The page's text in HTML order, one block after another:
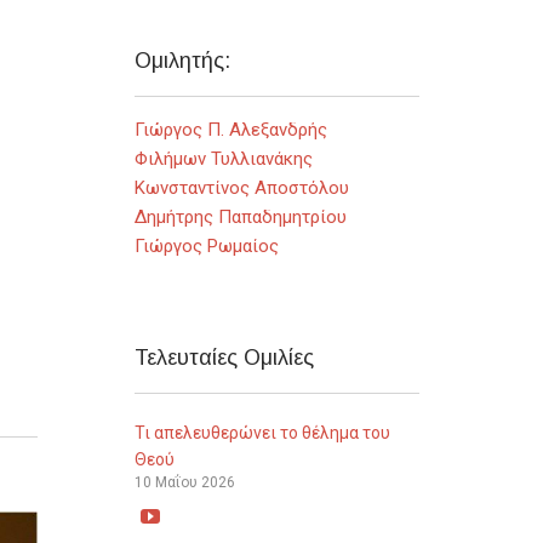
Ομιλητής:
Γιώργος Π. Αλεξανδρής
Φιλήμων Τυλλιανάκης
Κωνσταντίνος Αποστόλου
Δημήτρης Παπαδημητρίου
Γιώργος Ρωμαίος
Τελευταίες Ομιλίες
Τι απελευθερώνει το θέλημα του
Θεού
10 Μαΐου 2026
